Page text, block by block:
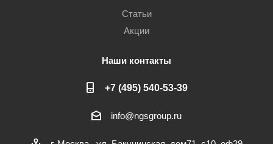
Статьи
Акции
Наши контакты
+7 (495) 540-53-39
info@ngsgroup.ru